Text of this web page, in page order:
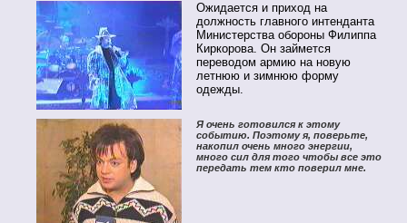
Ожидается и приход на
должность главного интенданта
Министерства обороны Филиппа
Киркорова. Он займется
переводом армию на новую
летнюю и зимнюю форму
одежды.
Я очень готовился к этому
событию. Поэтому я, поверьте,
накопил очень много энергии,
много сил для того чтобы все это
передать тем кто поверил мне.